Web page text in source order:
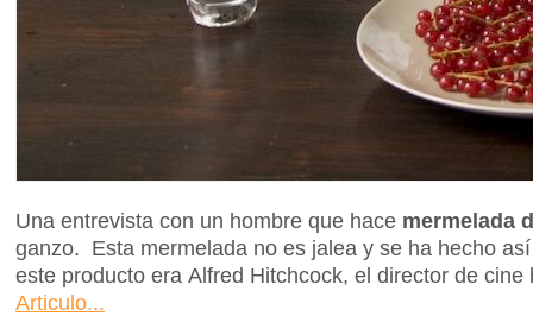
Una entrevista con un hombre que hace mermelada
ganzo. Esta mermelada no es jalea y se ha hecho
este producto era Alfred Hitchcock, el director de cine
Articulo...